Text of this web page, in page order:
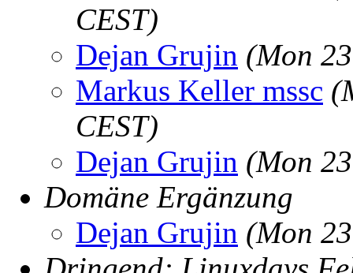
CEST)
Dejan Grujin (Mon
Markus Keller mssc
CEST)
Dejan Grujin (Mon
Domäne Ergänzung
Dejan Grujin (Mon